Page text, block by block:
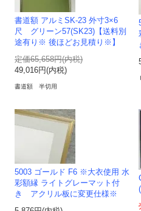
書道額 アルミSK-23 外寸3×6
尺 グリーン57(SK23)【送料別
途有り※ 後ほどお見積り※】
定価65,658円(内税)
49,016円(内税)
書道額 半切用
5003 ゴールド F6 ※大衣使用 水
彩額縁 ライトグレーマット付
き アクリル板に変更仕様※